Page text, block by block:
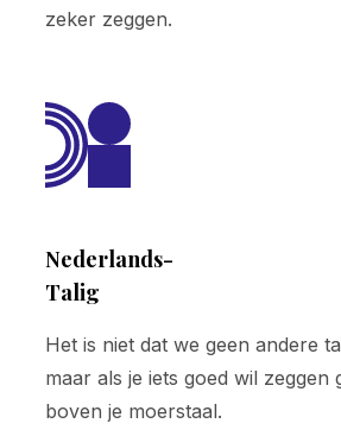
zeker zeggen.
Nederlands-
Talig
Het is niet dat we geen andere
maar als je iets goed wil zeggen
boven je moerstaal.